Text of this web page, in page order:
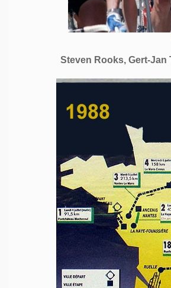
Steven Rooks, Gert-Jan